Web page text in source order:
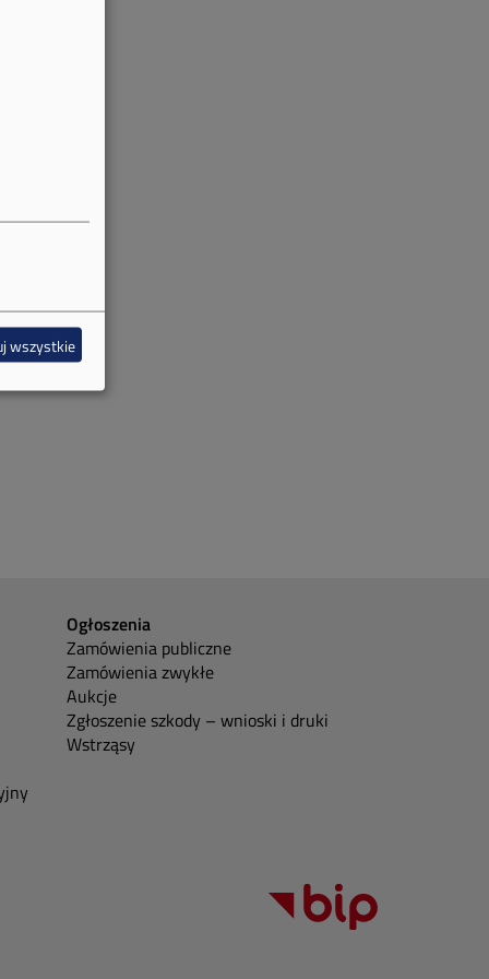
Ogłoszenia
Zamówienia publiczne
Zamówienia zwykłe
Aukcje
Zgłoszenie szkody – wnioski i druki
Wstrząsy
wszystkie